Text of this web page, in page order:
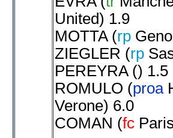
United) 1.9
MOTTA(rp
ZIEGLER (rp
PEREYRA() 1.5
ROMULO (proa
Verone) 6.0
COMAN (fc